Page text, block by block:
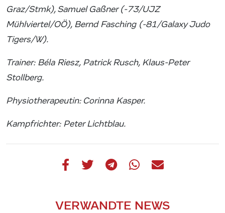
Graz/Stmk), Samuel Gaßner (-73/UJZ
Mühlviertel/OÖ), Bernd Fasching (-81/Galaxy Judo
Tigers/W).
Trainer: Béla Riesz, Patrick Rusch, Klaus-Peter
Stollberg.
Physiotherapeutin: Corinna Kasper.
Kampfrichter: Peter Lichtblau.
VERWANDTE NEWS